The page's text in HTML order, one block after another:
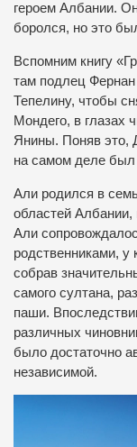
героем Албании.
боролся, но это
Вспомним книгу
там подлец
Тепелину, чтобы
Мондего, в глазах
Янины. Поняв это,
на самом деле
Али родился в
областей
Али
родственниками,
собрав
самого султана,
паши.
различных
было достаточно
независимой.